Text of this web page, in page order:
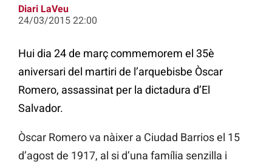
Diari LaVeu
24/03/2015 22:00
Hui dia 24 de març commemorem el 35è
aniversari del martiri de l’arquebisbe Òscar
Romero, assassinat per la dictadura d’El
Salvador.
Òscar Romero va nàixer a Ciudad Barrios el 15
d’agost de 1917, al si d’una família senzilla i